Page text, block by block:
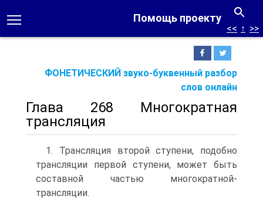
Помощь проекту
ФОНЕТИЧЕСКИЙ звуко-буквенный разбор
слов онлайн
<< ↑ >>
Глава 268 Многократная
трансляция
1. Трансляция второй ступени, подобно
трансляции первой ступени, может быть
составной частью многократной-
трансляции.